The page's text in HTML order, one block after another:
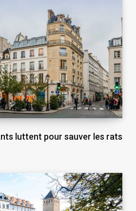
luttent pour sauver les rats